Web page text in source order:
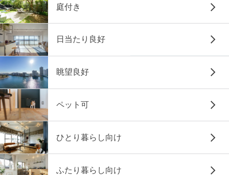
庭付き
日当たり良好
眺望良好
ペット可
ひとり暮らし向け
ふたり暮らし向け